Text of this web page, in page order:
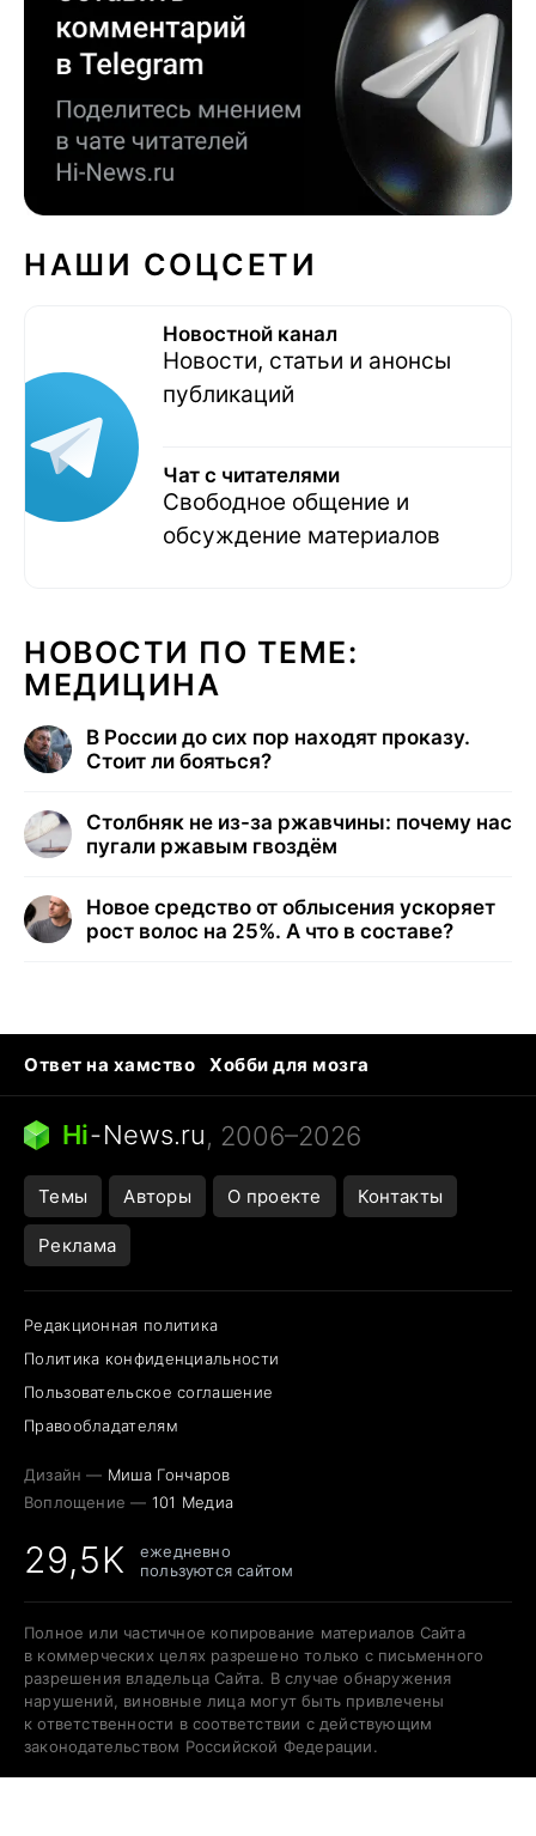
НАШИ СОЦСЕТИ
Новостной канал
Новости, статьи и анонсы
публикаций
Чат с читателями
Свободное общение и
обсуждение материалов
НОВОСТИ ПО ТЕМЕ:
МЕДИЦИНА
В России до сих пор находят проказу.
Стоит ли бояться?
Столбняк не из-за ржавчины: почему нас
пугали ржавым гвоздём
Новое средство от облысения ускоряет
рост волос на 25%. А что в составе?
Ответ на хамство
Хобби для мозга
Бензин 100 и 95
Тунцы в океанариуме
Следующая пандемия
Hi-News.ru, 2006–2026
Темы Авторы О проекте Контакты
Реклама
Редакционная политика
Политика конфиденциальности
Пользовательское соглашение
Правообладателям
Дизайн — Миша Гончаров
Воплощение — 101 Медиа
29,5K
ежедневно
пользуются сайтом
Полное или частичное копирование материалов Сайта
в коммерческих целях разрешено только с письменного
разрешения владельца Сайта. В случае обнаружения
нарушений, виновные лица могут быть привлечены
к ответственности в соответствии с действующим
законодательством Российской Федерации.